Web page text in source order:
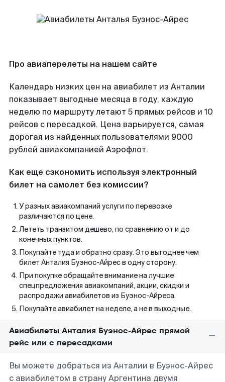
Про авиаперелеты на нашем сайте
Календарь низких цен на авиабилет из Анталии
показывает выгодные месяца в году, каждую
неделю по маршруту летают 5 прямых рейсов и 10
рейсов с пересадкой. Цена варьируется, самая
дорогая из найденных пользователями 9000
рублей авиакомпанией Аэрофлот.
Как еще сэкономить используя электронный
билет на самолет без комиссии?
У разных авиакомпаний услуги по перевозке
различаются по цене.
Лететь транзитом дешево, по сравнению от и до
конечных пунктов.
Покупайте туда и обратно сразу. Это выгоднее чем
билет Анталия Буэнос-Айрес в одну сторону.
При покупке обращайте внимание на лучшие
спецпредложения авиакомпаний, акции, скидки и
распродажи авиабилетов из Буэнос-Айреса.
Покупайте авиабилет на неделе, а не в выходные.
Авиабилеты Анталия Буэнос-Айрес прямой
рейс или с пересадками
Вы можете добраться из Анталии в Буэнос-Айрес
с авиабилетом в страну Аргентина двумя